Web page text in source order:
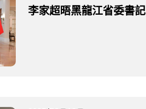
李家超晤黑龍江省委書記